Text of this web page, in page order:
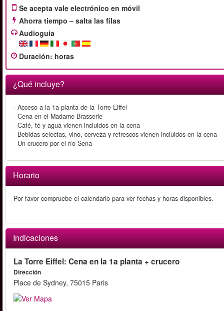
Se acepta vale electrónico en móvil
Ahorra tiempo – salta las filas
Audioguía
Duración: horas
¿Qué incluye?
- Acceso a la 1a planta de la Torre Eiffel
- Cena en el Madame Brasserie
- Café, té y agua vienen incluidos en la cena
- Bebidas selectas, vino, cerveza y refrescos vienen incluidos en la cena
- Un crucero por el río Sena
Horario
Por favor compruebe el calendario para ver fechas y horas disponibles.
Indicaciones
La Torre Eiffel: Cena en la 1a planta + crucero
Dirección
Place de Sydney, 75015 Paris